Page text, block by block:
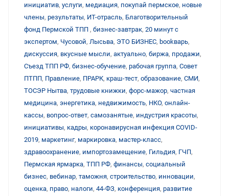
инициатив, услуги, медиация, покупай пермское, новые
члены, результаты, ИТ-отрасль, Благотворительный
фонд Пермской ТПП , бизнес-завтрак, 20 минут с
экспертом, Чусовой, Лысьва, ЭТО БИЗНЕС, bookварь,
дискуссия, вкусные мысли, актуально, биржа, продажи,
Съезд ТПП РФ, бизнес-обучение, рабочая группа, Совет
ПТПП, Правление, ПРАРК, краш-тест, образование, СМИ,
ТОСЭР Нытва, трудовые книжки, форс-мажор, частная
медицина, энергетика, недвижимость, НКО, онлайн-
кассы, вопрос-ответ, самозанятые, индустрия красоты,
инициативы, кадры, коронавирусная инфекция COVID-
2019, маркетинг, маркировка, мастер-класс,
здравоохранение, импортозамещение, Гильдия, ГЧП,
Пермская ярмарка, ТПП РФ, финансы, социальный
бизнес, вебинар, таможня, строительство, инновации,
оценка, право, налоги, 44-ФЗ, конференция, развитие